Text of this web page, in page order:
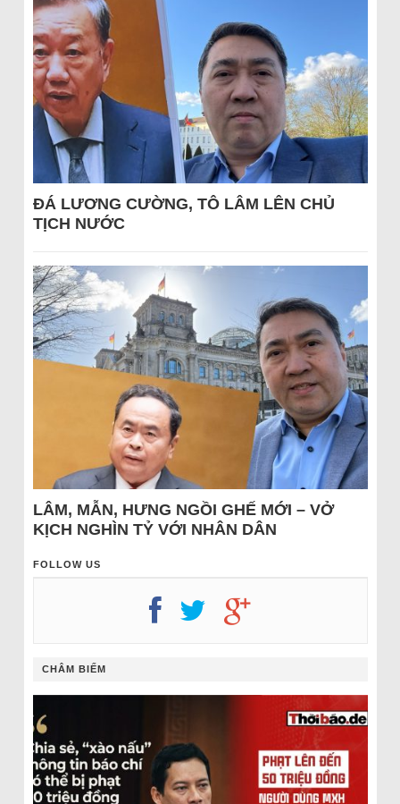
ĐÁ LƯƠNG CƯỜNG, TÔ LÂM LÊN CHỦ
TỊCH NƯỚC
LÂM, MẪN, HƯNG NGỒI GHẾ MỚI – VỞ
KỊCH NGHÌN TỶ VỚI NHÂN DÂN
FOLLOW US
CHÂM BIẾM